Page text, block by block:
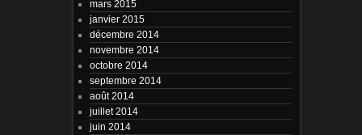
mars 2015
janvier 2015
décembre 2014
novembre 2014
octobre 2014
septembre 2014
août 2014
juillet 2014
juin 2014